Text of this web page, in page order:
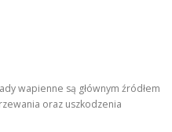
wapienne są głównym źródłem
oraz uszkodzenia